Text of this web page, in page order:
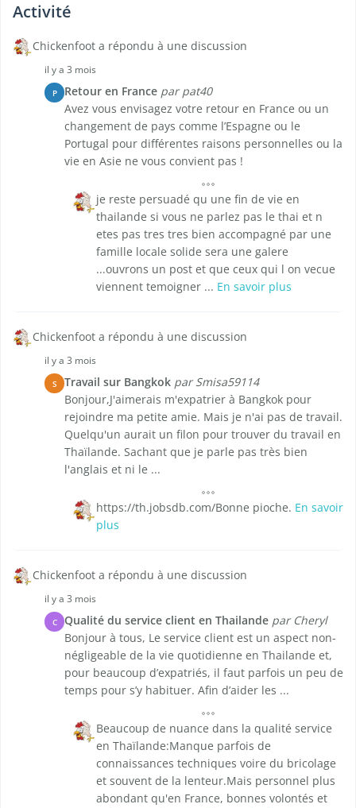
Activité
Chickenfoot a répondu à une discussion
il y a 3 mois
P Retour en France par pat40
Avez vous envisagez votre retour en France ou un
changement de pays comme l’Espagne ou le
Portugal pour différentes raisons personnelles ou la
vie en Asie ne vous convient pas !
je reste persuadé qu une fin de vie en
thailande si vous ne parlez pas le thai et n
etes pas tres tres bien accompagné par une
famille locale solide sera une galere
...ouvrons un post et que ceux qui l on vecue
viennent temoigner ... En savoir plus
Chickenfoot a répondu à une discussion
il y a 3 mois
S Travail sur Bangkok par Smisa59114
Bonjour,J'aimerais m'expatrier à Bangkok pour
rejoindre ma petite amie. Mais je n'ai pas de travail.
Quelqu'un aurait un filon pour trouver du travail en
Thaïlande. Sachant que je parle pas très bien
l'anglais et ni le ...
https://th.jobsdb.com/Bonne pioche. En savoir
plus
Chickenfoot a répondu à une discussion
il y a 3 mois
C Qualité du service client en Thailande par Cheryl
Bonjour à tous, Le service client est un aspect non-
négligeable de la vie quotidienne en Thailande et,
pour beaucoup d’expatriés, il faut parfois un peu de
temps pour s’y habituer. Afin d’aider les ...
Beaucoup de nuance dans la qualité service
en Thaïlande:Manque parfois de
connaissances techniques voire du bricolage
et souvent de la lenteur.Mais personnel plus
abondant qu'en France, bonnes volontés et